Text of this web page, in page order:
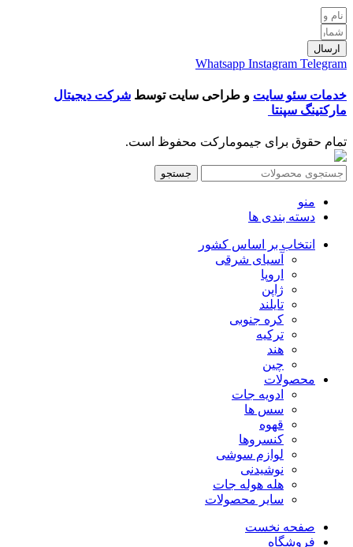
ارسال
Whatsapp Instagram Telegram
خدمات سئو سایت و طراحی سایت توسط شرکت دیجیتال
مارکتینگ سپنتا
تمام حقوق برای جیمومارکت محفوظ است.
جستجو
منو
دسته بندی ها
انتخاب بر اساس کشور
آسیای شرقی
اروپا
ژاپن
تایلند
کره جنوبی
ترکیه
هند
چین
محصولات
ادویه جات
سس ها
قهوه
کنسروها
لوازم سوشی
نوشیدنی
هله هوله جات
سایر محصولات
صفحه نخست
فروشگاه